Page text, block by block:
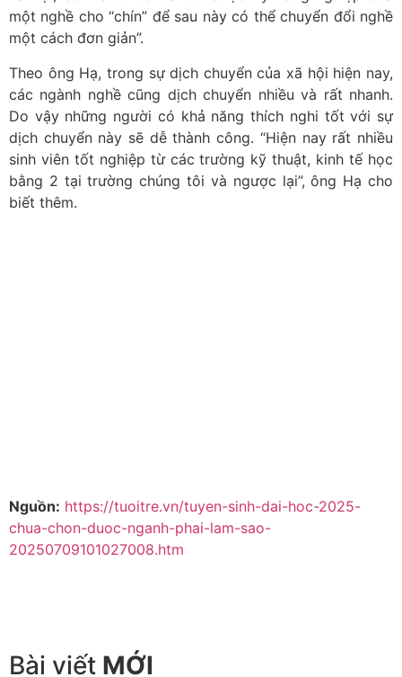
một nghề cho “chín” để sau này có thể chuyển đổi nghề
một cách đơn giản”.
Theo ông Hạ, trong sự dịch chuyển của xã hội hiện nay,
các ngành nghề cũng dịch chuyển nhiều và rất nhanh.
Do vậy những người có khả năng thích nghi tốt với sự
dịch chuyển này sẽ dễ thành công. “Hiện nay rất nhiều
sinh viên tốt nghiệp từ các trường kỹ thuật, kinh tế học
bằng 2 tại trường chúng tôi và ngược lại”, ông Hạ cho
biết thêm.
Nguồn: https://tuoitre.vn/tuyen-sinh-dai-hoc-2025-
chua-chon-duoc-nganh-phai-lam-sao-
20250709101027008.htm
Bài viết MỚI